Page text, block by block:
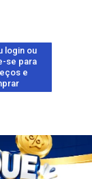
login ou
se para
e